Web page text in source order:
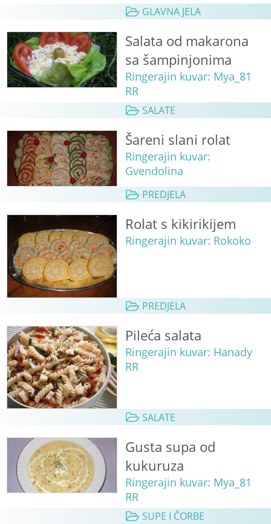
GLAVNA JELA
Salata od makarona
sa šampinjonima
Ringerajin kuvar: Mya_81
RR
SALATE
Šareni slani rolat
Ringerajin kuvar:
Gvendolina
PREDJELA
Rolat s kikirikijem
Ringerajin kuvar: Rokoko
PREDJELA
Pileća salata
Ringerajin kuvar: Hanady
RR
SALATE
Gusta supa od
kukuruza
Ringerajin kuvar: Mya_81
RR
SUPE I ČORBE